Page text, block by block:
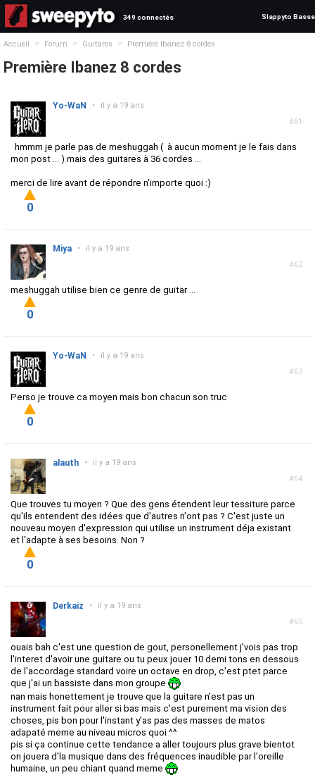
349 connectés Slappyto Basse
Accueil > Forum > Guitares > Première Ibanez 8 cordes
Première Ibanez 8 cordes
#61
Yo-WaN • il y a 19 ans
hmmm je parle pas de meshuggah ( à aucun moment je le fais dans
mon post ... ) mais des guitares à 36 cordes ...
merci de lire avant de répondre n'importe quoi :)
0
#62
Miya • il y a 19 ans
meshuggah utilise bien ce genre de guitar ...
0
#63
Yo-WaN • il y a 19 ans
Perso je trouve ca moyen mais bon chacun son truc
0
#64
alauth • il y a 19 ans
Que trouves tu moyen ? Que des gens étendent leur tessiture parce
qu'ils entendent des idées que d'autres n'ont pas ? C'est juste un
nouveau moyen d'expression qui utilise un instrument déja existant
et l'adapte à ses besoins. Non ?
0
#65
Derkaiz • il y a 19 ans
ouais bah c'est une question de gout, personellement j'vois pas trop
l'interet d'avoir une guitare ou tu peux jouer 10 demi tons en dessous
de l'accordage standard voire un octave en drop, c'est ptet parce
que j'ai un bassiste dans mon groupe
nan mais honettement je trouve que la guitare n'est pas un
instrument fait pour aller si bas mais c'est purement ma vision des
choses, pis bon pour l'instant y'as pas des masses de matos
adapaté meme au niveau micros quoi ^^
pis si ça continue cette tendance a aller toujours plus grave bientot
on jouera d'la musique dans des fréquences inaudible par l'oreille
humaine, un peu chiant quand meme